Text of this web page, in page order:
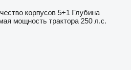
корпусов 5+1 Глубина
мощность трактора 250 л.с.